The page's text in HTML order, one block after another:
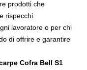
prodotti che
rispecchi
lavoratore o per chi
di offrire e garantire
Cofra Bell S1